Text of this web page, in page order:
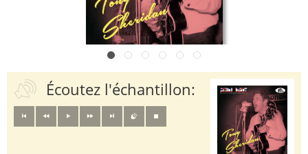
Écoutez l'échantillon: